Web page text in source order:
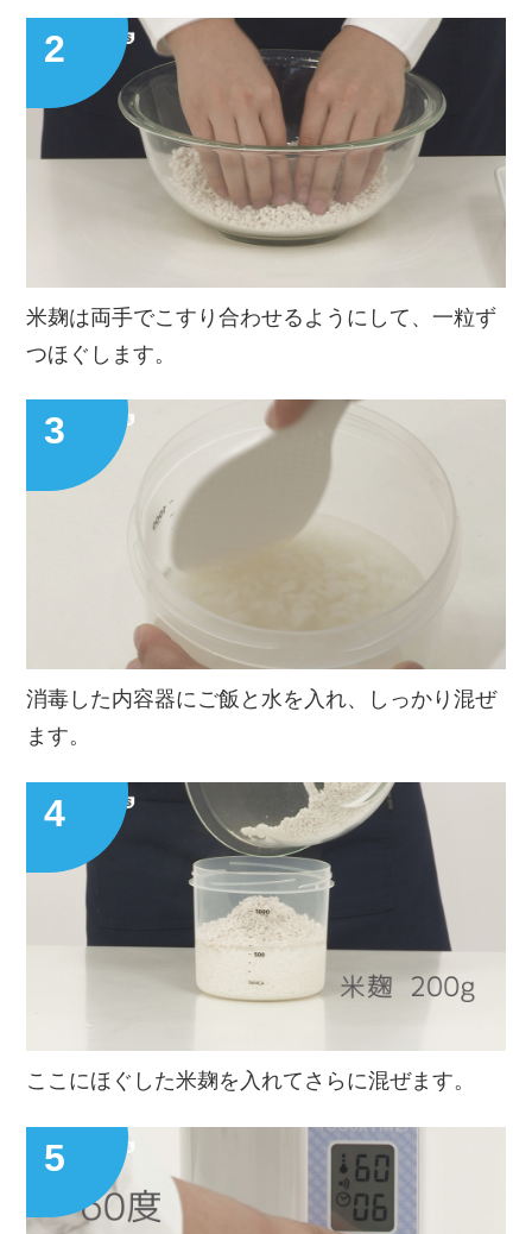
米麹は両手でこすり合わせるようにして、一粒ず
つほぐします。
消毒した内容器にご飯と水を入れ、しっかり混ぜ
ます。
ここにほぐした米麹を入れてさらに混ぜます。